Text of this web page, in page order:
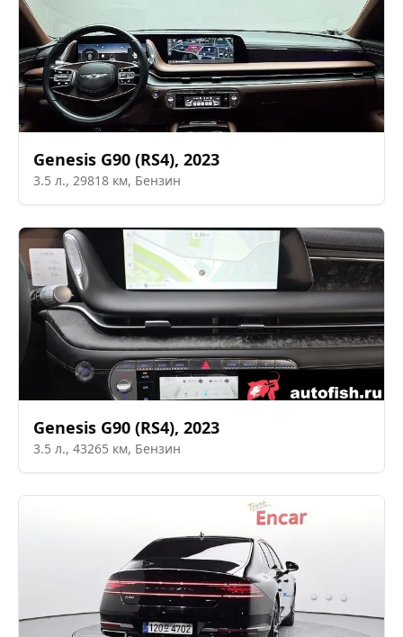
Genesis G90 (RS4), 2023
3.5 л., 29818 км, Бензин
Genesis G90 (RS4), 2023
3.5 л., 43265 км, Бензин